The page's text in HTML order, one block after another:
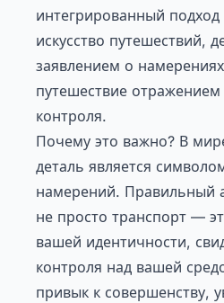
интегрированный подход
искусство путешествий,
заявлением о
путешествие
контроля.
Почему это важно? В
деталь является
намерений. Правильный
не просто транспорт —
вашей идентичности,
контроля над вашей
привык к совершенству,